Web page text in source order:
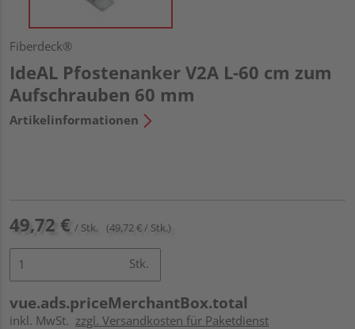
Fiberdeck®
IdeAL Pfostenanker V2A L-60 cm zum
Aufschrauben 60 mm
Artikelinformationen
49,72 € / Stk. (49,72 € / Stk.)
Stk.
vue.ads.priceMerchantBox.total
inkl. MwSt. zzgl. Versandkosten für Paketdienst